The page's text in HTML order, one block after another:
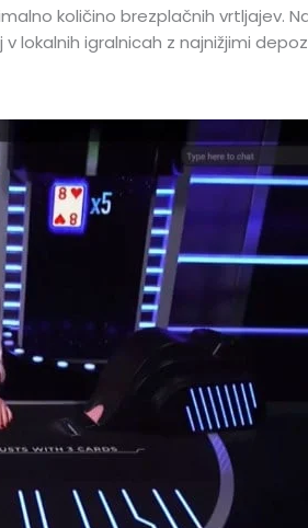
količino brezplačnih vrtljajev.
lokalnih igralnicah z najnižjimi